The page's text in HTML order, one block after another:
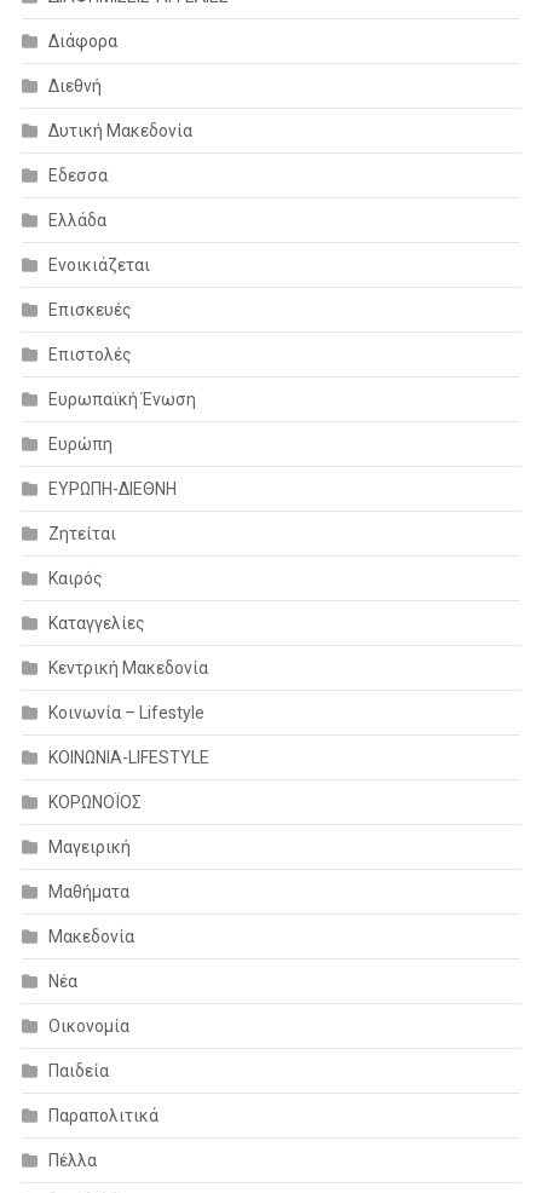
Διάφορα
Διεθνή
Δυτική Μακεδονία
Εδεσσα
Ελλάδα
Ενοικιάζεται
Επισκευές
Επιστολές
Ευρωπαϊκή Ένωση
Ευρώπη
ΕΥΡΩΠΗ-ΔΙΕΘΝΗ
Ζητείται
Καιρός
Καταγγελίες
Κεντρική Μακεδονία
Κοινωνία – Lifestyle
ΚΟΙΝΩΝΙΑ-LIFESTYLE
ΚΟΡΩΝΟΪΟΣ
Μαγειρική
Μαθήματα
Μακεδονία
Νέα
Οικονομία
Παιδεία
Παραπολιτικά
Πέλλα